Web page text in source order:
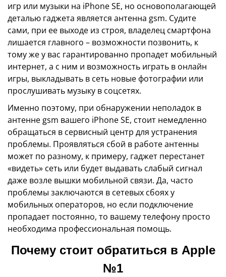
игр или музыки на iPhone SE, но основополагающей
деталью гаджета является антенна gsm. Судите
сами, при ее выходе из строя, владелец смартфона
лишается главного – возможности позвонить, к
тому же у вас гарантированно пропадет мобильный
интернет, а с ним и возможность играть в онлайн
игры, выкладывать в сеть новые фотографии или
прослушивать музыку в соцсетях.
Именно поэтому, при обнаружении неполадок в
антенне gsm вашего iPhone SE, стоит немедленно
обращаться в сервисный центр для устранения
проблемы. Проявляться сбой в работе антенны
может по разному, к примеру, гаджет перестанет
«видеть» сеть или будет выдавать слабый сигнал
даже возле вышки мобильной связи. Да, часто
проблемы заключаются в сетевых сбоях у
мобильных операторов, но если подключение
пропадает постоянно, то вашему телефону просто
необходима профессиональная помощь.
Почему стоит обратиться в Apple
№1